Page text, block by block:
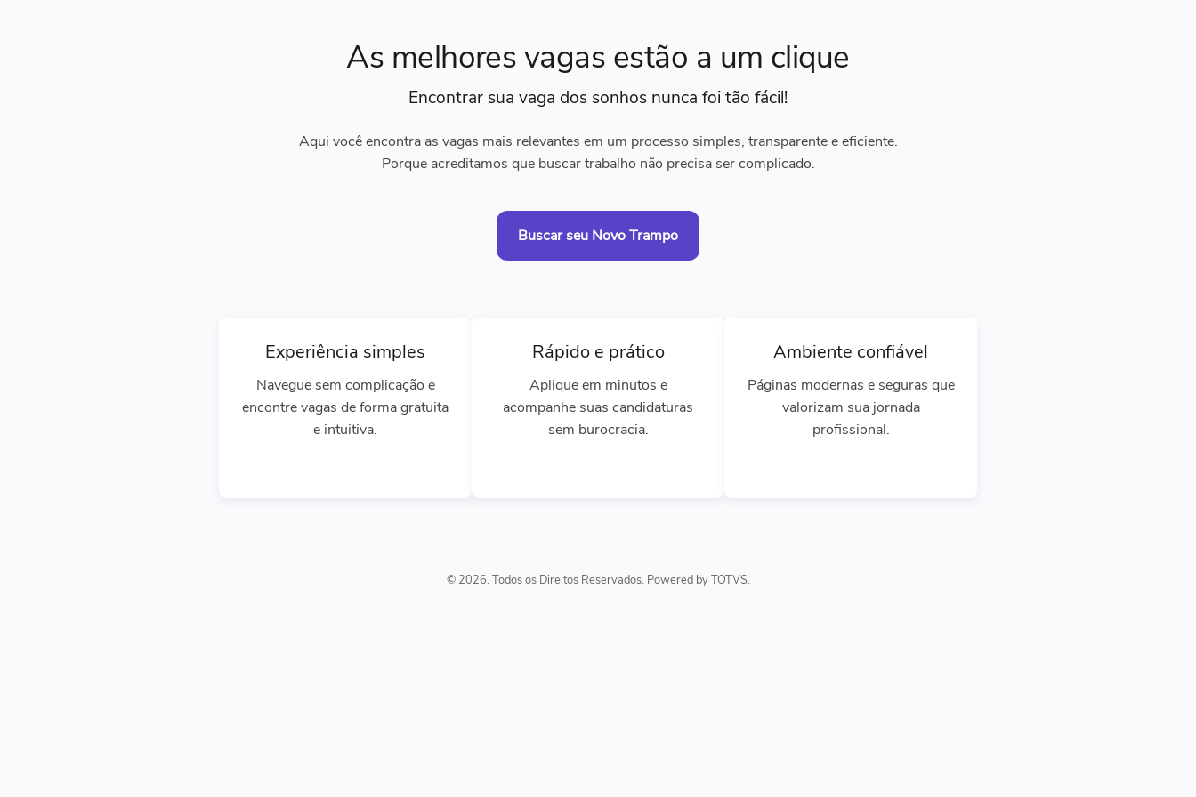
As melhores vagas estão a um clique
Encontrar sua vaga dos sonhos nunca foi tão fácil!
Aqui você encontra as vagas mais relevantes em um processo simples, transparente e eficiente.
Porque acreditamos que buscar trabalho não precisa ser complicado.
Buscar seu Novo Trampo
Experiência simples
Navegue sem complicação e
encontre vagas de forma gratuita
e intuitiva.
Rápido e prático
Aplique em minutos e
acompanhe suas candidaturas
sem burocracia.
Ambiente confiável
Páginas modernas e seguras que
valorizam sua jornada
profissional.
© 2026. Todos os Direitos Reservados. Powered by TOTVS.